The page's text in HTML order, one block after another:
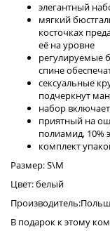
элегантный
мягкий
косточках
её на уровне
регулируемые
спине
сексуальные
подчеркнут
набор
приятный на
полиамид, 10%
комплект
Размер: S\M
Цвет: белый
В подарок к этому